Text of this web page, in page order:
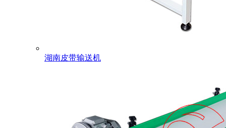
湖南皮带输送机